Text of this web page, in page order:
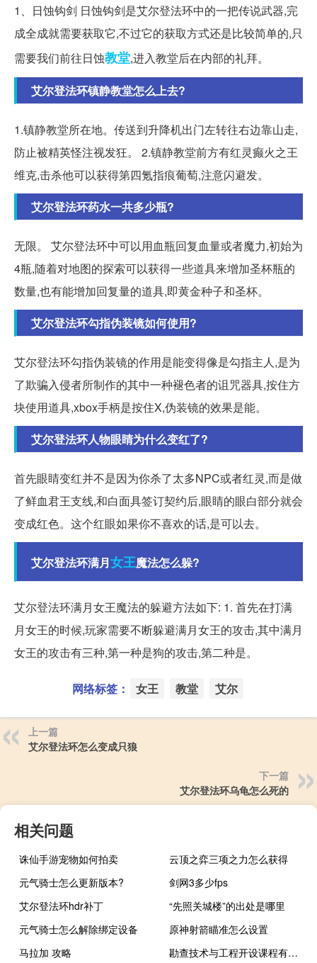
1、日蚀钩剑 日蚀钩剑是艾尔登法环中的一把传说武器,完
成全成就需要获取它,不过它的获取方式还是比较简单的,只
需要我们前往日蚀教堂,进入教堂后在内部的礼拜。
艾尔登法环镇静教堂怎么上去?
1.镇静教堂所在地。传送到升降机出门左转往右边靠山走,
防止被精英怪注视发狂。 2.镇静教堂前方有红灵癫火之王
维克,击杀他可以获得第四氪指痕葡萄,注意闪避发。
艾尔登法环药水一共多少瓶?
无限。 艾尔登法环中可以用血瓶回复血量或者魔力,初始为
4瓶,随着对地图的探索可以获得一些道具来增加圣杯瓶的
数量,也有能增加回复量的道具,即黄金种子和圣杯。
艾尔登法环勾指伪装镜如何使用?
艾尔登法环勾指伪装镜的作用是能变得像是勾指主人,是为
了欺骗入侵者所制作的其中一种褪色者的诅咒器具,按住方
块使用道具,xbox手柄是按住X,伪装镜的效果是能。
艾尔登法环人物眼睛为什么变红了?
首先眼睛变红并不是因为你杀了太多NPC或者红灵,而是做
了鲜血君王支线,和白面具签订契约后,眼睛的眼白部分就会
变成红色。这个红眼如果你不喜欢的话,是可以去。
艾尔登法环满月女王魔法怎么躲?
艾尔登法环满月女王魔法的躲避方法如下: 1. 首先在打满
月女王的时候,玩家需要不断躲避满月女王的攻击,其中满月
女王的攻击有三种,第一种是狗的攻击,第二种是。
网络标签： 女王 教堂 艾尔
上一篇
艾尔登法环怎么变成只狼
下一篇
艾尔登法环乌龟怎么死的
相关问题
诛仙手游宠物如何拍卖
云顶之弈三项之力怎么获得
元气骑士怎么更新版本?
剑网3多少fps
艾尔登法环hdr补丁
“先照关城楼”的出处是哪里
元气骑士怎么解除绑定设备
原神射箭瞄准怎么设置
马拉加 攻略
勘查技术与工程开设课程有哪些